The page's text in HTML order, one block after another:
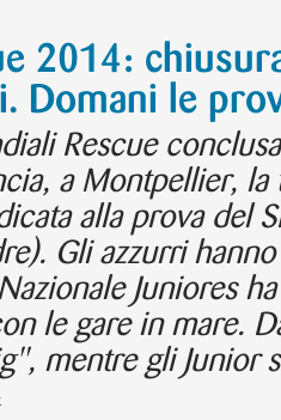
2014:
Domani le
Rescue
a Montpellier, la
alla prova del
Gli azzurri
Juniores
le gare in mare.
mentre gli Junior